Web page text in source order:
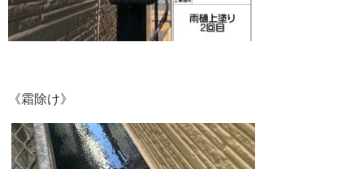
《霜除け》